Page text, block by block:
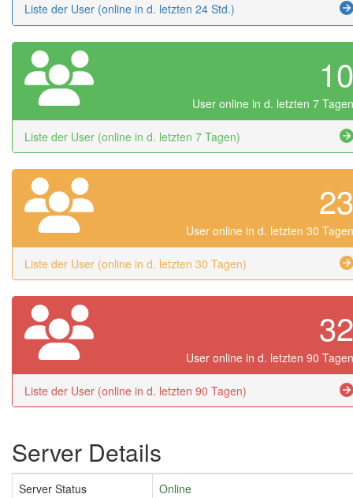
Liste der User (online in d. letzten 24 Std.)
10
User online in d. letzten 7 Tagen
Liste der User (online in d. letzten 7 Tagen)
23
User online in d. letzten 30 Tagen
Liste der User (online in d. letzten 30 Tagen)
32
User online in d. letzten 90 Tagen
Liste der User (online in d. letzten 90 Tagen)
Server Details
Server Status
Online